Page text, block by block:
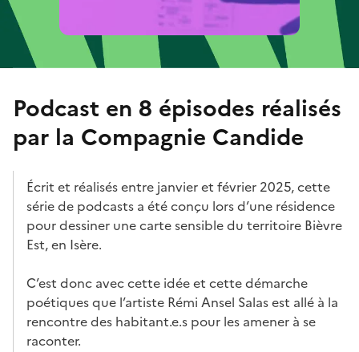
Podcast en 8 épisodes réalisés
par la Compagnie Candide
Écrit et réalisés entre janvier et février 2025, cette
série de podcasts a été conçu lors d’une résidence
pour dessiner une carte sensible du territoire Bièvre
Est, en Isère.
C’est donc avec cette idée et cette démarche
poétiques que l’artiste Rémi Ansel Salas est allé à la
rencontre des habitant.e.s pour les amener à se
raconter.